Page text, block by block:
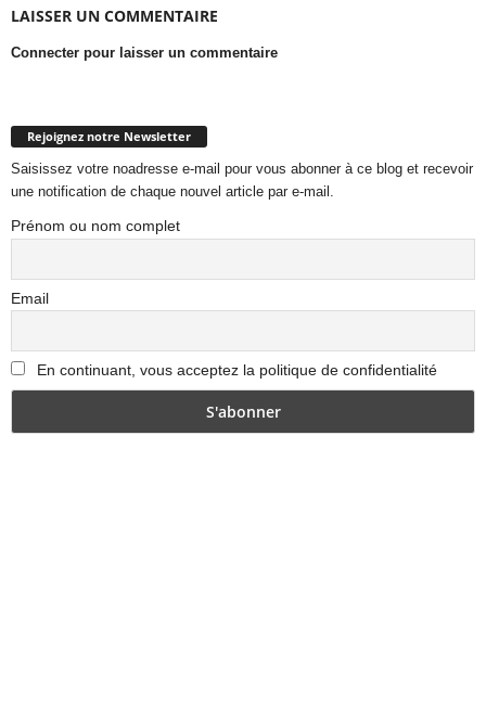
LAISSER UN COMMENTAIRE
Connecter pour laisser un commentaire
Rejoignez notre Newsletter
Saisissez votre noadresse e-mail pour vous abonner à ce blog et recevoir
une notification de chaque nouvel article par e-mail.
Prénom ou nom complet
Email
En continuant, vous acceptez la politique de confidentialité